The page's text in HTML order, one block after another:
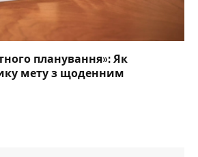
планування»: Як
мету з щоденним